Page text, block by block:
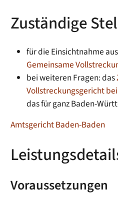
Zuständige
für die Einsichtnahme
Gemeinsame
bei weiteren Fragen: das
Vollstreckungsgericht
das für ganz Baden-
Amtsgericht Baden-Baden
Voraussetzungen